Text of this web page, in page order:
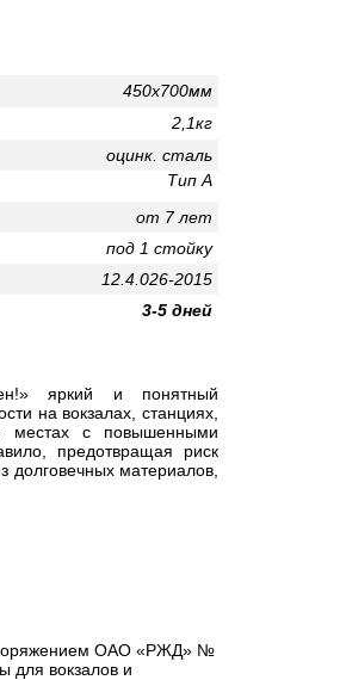
450х700мм
2,1кг
оцинк. сталь
Тип А
от 7 лет
под 1 стойку
12.4.026-2015
3-5 дней
яркий и понятный
на вокзалах, станциях,
местах с повышенными
предотвращая риск
долговечных материалов,
ОАО «РЖД» №
для вокзалов и